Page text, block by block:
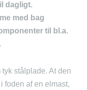
dagligt.
med bag
til bl.a.
stålplade. At den
foden af en elmast,